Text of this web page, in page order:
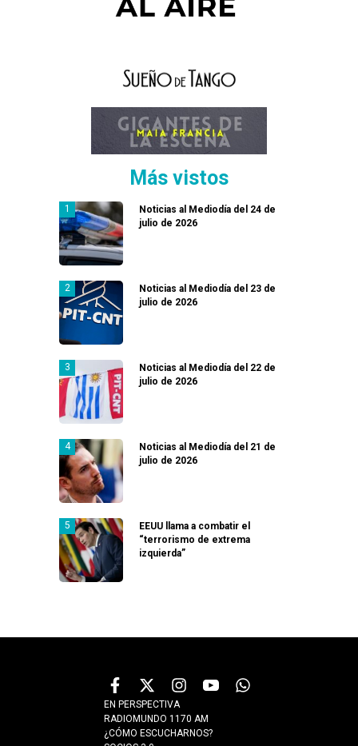
Más vistos
Noticias al Mediodía del 24 de
julio de 2026
Noticias al Mediodía del 23 de
julio de 2026
Noticias al Mediodía del 22 de
julio de 2026
Noticias al Mediodía del 21 de
julio de 2026
EEUU llama a combatir el
“terrorismo de extrema
izquierda”
EN PERSPECTIVA
RADIOMUNDO 1170 AM
¿CÓMO ESCUCHARNOS?